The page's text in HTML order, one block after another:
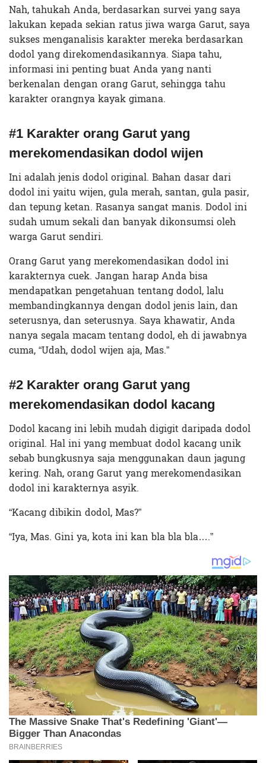
Nah, tahukah Anda, berdasarkan survei yang saya
lakukan kepada sekian ratus jiwa warga Garut, saya
sukses menganalisis karakter mereka berdasarkan
dodol yang direkomendasikannya. Siapa tahu,
informasi ini penting buat Anda yang nanti
berkenalan dengan orang Garut, sehingga tahu
karakter orangnya kayak gimana.
#1 Karakter orang Garut yang
merekomendasikan dodol wijen
Ini adalah jenis dodol original. Bahan dasar dari
dodol ini yaitu wijen, gula merah, santan, gula pasir,
dan tepung ketan. Rasanya sangat manis. Dodol ini
sudah umum sekali dan banyak dikonsumsi oleh
warga Garut sendiri.
Orang Garut yang merekomendasikan dodol ini
karakternya cuek. Jangan harap Anda bisa
mendapatkan pengetahuan tentang dodol, lalu
membandingkannya dengan dodol jenis lain, dan
seterusnya, dan seterusnya. Saya khawatir, Anda
nanya segala macam tentang dodol, eh di jawabnya
cuma, “Udah, dodol wijen aja, Mas.”
#2 Karakter orang Garut yang
merekomendasikan dodol kacang
Dodol kacang ini lebih mudah digigit daripada dodol
original. Hal ini yang membuat dodol kacang unik
sebab bungkusnya saja menggunakan daun jagung
kering. Nah, orang Garut yang merekomendasikan
dodol ini karakternya asyik.
“Kacang dibikin dodol, Mas?”
“Iya, Mas. Gini ya, kota ini kan bla bla bla….”